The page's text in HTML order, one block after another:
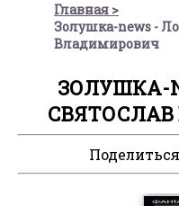
Главная
Золушка-news -
Владимирович
ЗОЛУШКА-